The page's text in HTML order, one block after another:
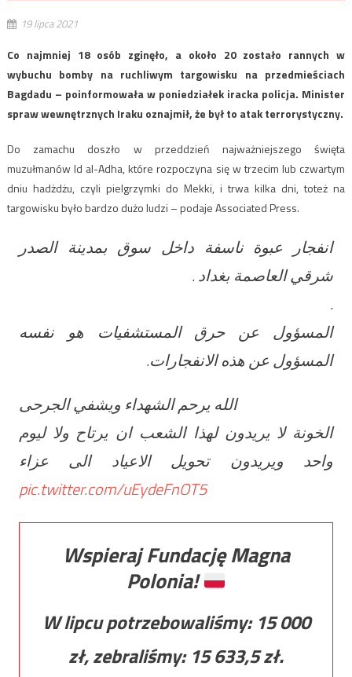
19 lipca 2021
Co najmniej 18 osób zginęło, a około 20 zostało rannych w
wybuchu bomby na ruchliwym targowisku na przedmieściach
Bagdadu – poinformowała w poniedziałek iracka policja. Minister
spraw wewnętrznych Iraku oznajmił, że był to atak terrorystyczny.
Do zamachu doszło w przeddzień najważniejszego święta
muzułmanów Id al-Adha, które rozpoczyna się w trzecim lub czwartym
dniu hadżdżu, czyli pielgrzymki do Mekki, i trwa kilka dni, toteż na
targowisku było bardzo dużo ludzi – podaje Associated Press.
انفجار عبوة ناسفة داخل سوق بمدينة الصدر
شرقي العاصمة بغداد .
.
المسؤول عن حرق المستشفيات هو نفسه
المسؤول عن هذه الانفجارات.
الله يرحم الشهداء ويشفي الجرحى
الخونة لا يريدون لهذا الشعب ان يرتاح ولا ليوم
واحد ويريدون تحويل الاعياد الى عزاء
pic.twitter.com/uEydeFnOT5
Wspieraj Fundację Magna
Polonia!
W lipcu potrzebowaliśmy: 15 000
zł, zebraliśmy: 15 633,5zł.